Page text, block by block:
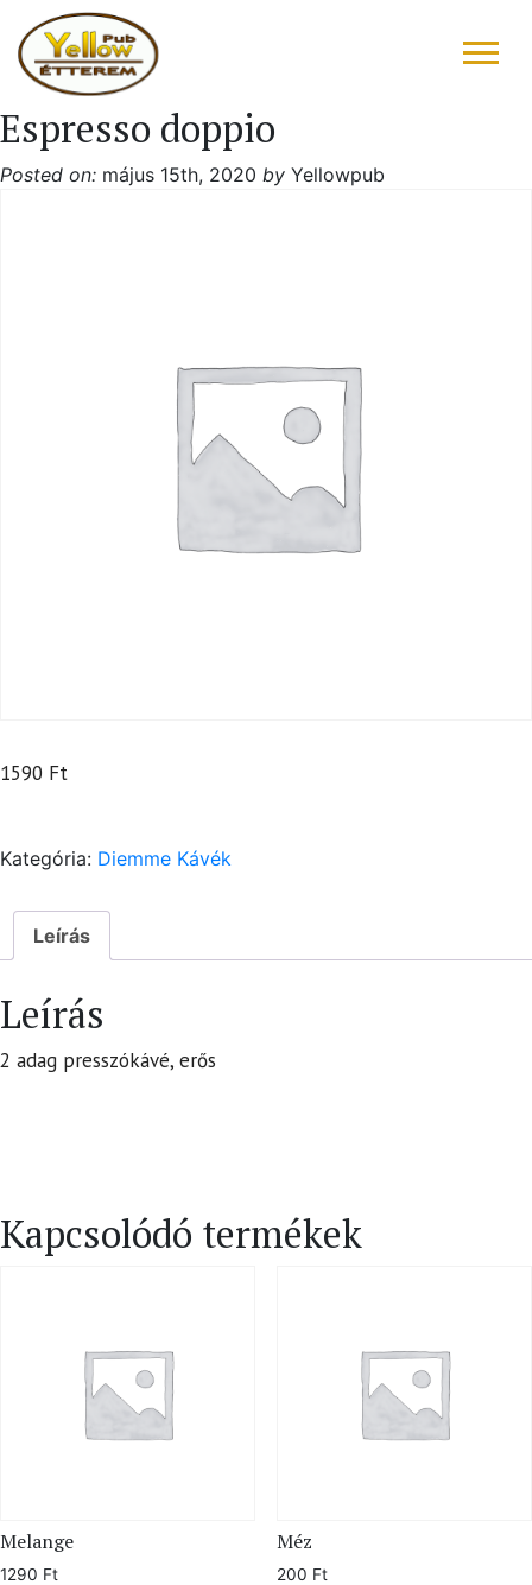
FŐOLDAL
Espresso doppio
Posted on: május 15th, 2020 by Yellowpub
1590 Ft
Kategória: Diemme Kávék
Leírás
Leírás
2 adag presszókávé, erős
Kapcsolódó termékek
Melange
1290 Ft
Méz
200 Ft